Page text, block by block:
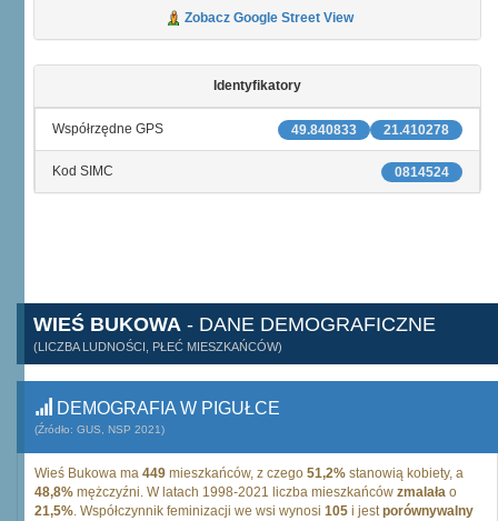
Zobacz Google Street View
Identyfikatory
21.410278
49.840833
Współrzędne GPS
0814524
Kod SIMC
WIEŚ BUKOWA - DANE DEMOGRAFICZNE
(LICZBA LUDNOŚCI, PŁEĆ MIESZKAŃCÓW)
DEMOGRAFIA W PIGUŁCE
(Źródło: GUS, NSP 2021)
Wieś Bukowa ma 449 mieszkańców, z czego 51,2% stanowią kobiety, a
48,8% mężczyźni. W latach 1998-2021 liczba mieszkańców zmalała o
21,5%. Współczynnik feminizacji we wsi wynosi 105 i jestporównywalny